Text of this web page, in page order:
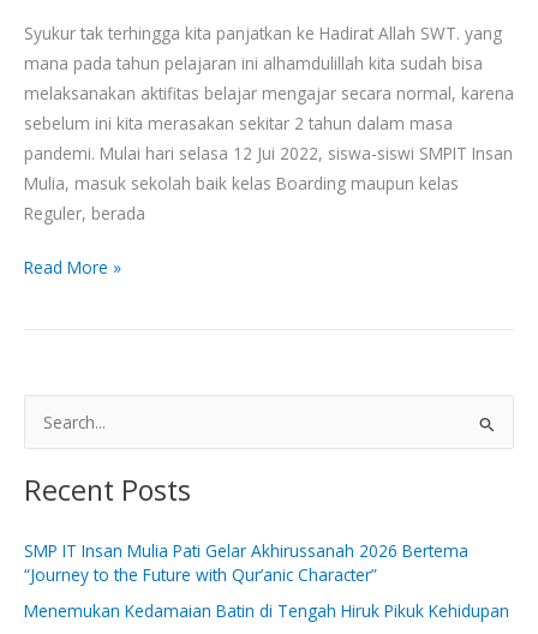
Syukur tak terhingga kita panjatkan ke Hadirat Allah SWT. yang
mana pada tahun pelajaran ini alhamdulillah kita sudah bisa
melaksanakan aktifitas belajar mengajar secara normal, karena
sebelum ini kita merasakan sekitar 2 tahun dalam masa
pandemi. Mulai hari selasa 12 Jui 2022, siswa-siswi SMPIT Insan
Mulia, masuk sekolah baik kelas Boarding maupun kelas
Reguler, berada
Mulia
Pati
Read More »
a
c
h
f
Recent Posts
SMP IT Insan Mulia Pati Gelar Akhirussanah 2026 Bertema
“Journey to the Future with Qur’anic Character”
Menemukan Kedamaian Batin di Tengah Hiruk Pikuk Kehidupan